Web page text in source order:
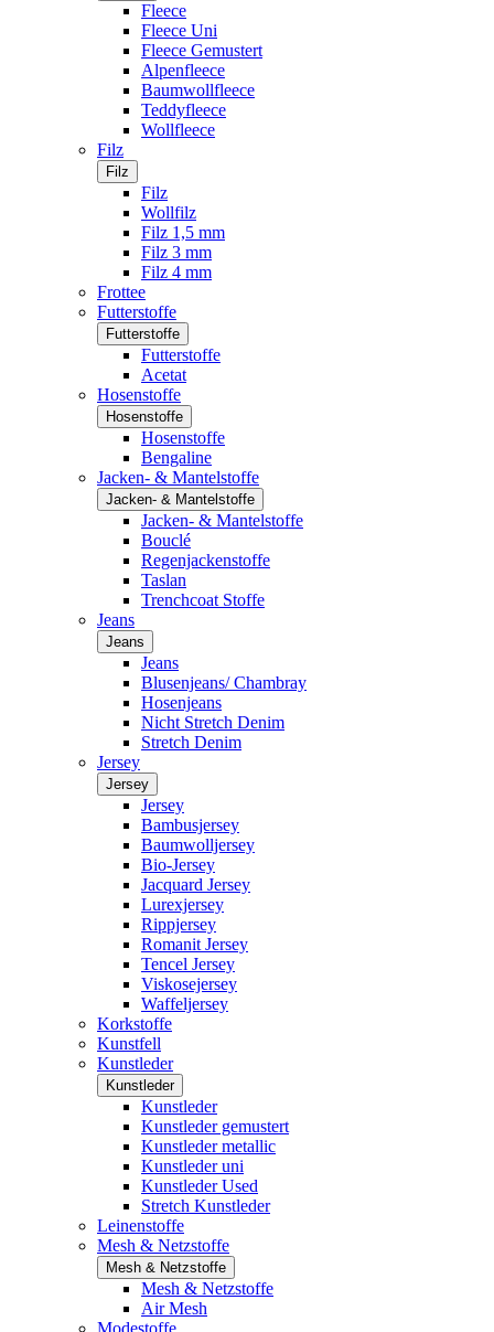
Fleece
Fleece Uni
Fleece Gemustert
Alpenfleece
Baumwollfleece
Teddyfleece
Wollfleece
Filz
Filz
Filz
Wollfilz
Filz 1,5 mm
Filz 3 mm
Filz 4 mm
Frottee
Futterstoffe
Futterstoffe
Futterstoffe
Acetat
Hosenstoffe
Hosenstoffe
Hosenstoffe
Bengaline
Jacken- & Mantelstoffe
Jacken- & Mantelstoffe
Jacken- & Mantelstoffe
Bouclé
Regenjackenstoffe
Taslan
Trenchcoat Stoffe
Jeans
Jeans
Jeans
Blusenjeans/ Chambray
Hosenjeans
Nicht Stretch Denim
Stretch Denim
Jersey
Jersey
Jersey
Bambusjersey
Baumwolljersey
Bio-Jersey
Jacquard Jersey
Lurexjersey
Rippjersey
Romanit Jersey
Tencel Jersey
Viskosejersey
Waffeljersey
Korkstoffe
Kunstfell
Kunstleder
Kunstleder
Kunstleder
Kunstleder gemustert
Kunstleder metallic
Kunstleder uni
Kunstleder Used
Stretch Kunstleder
Leinenstoffe
Mesh & Netzstoffe
Mesh & Netzstoffe
Mesh & Netzstoffe
Air Mesh
Modestoffe